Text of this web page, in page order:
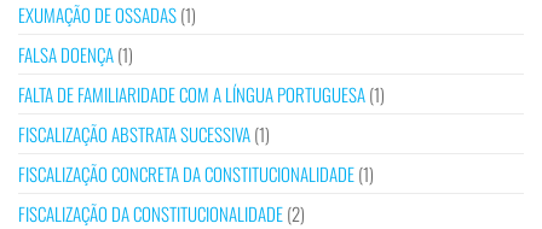
EXUMAÇÃO DE OSSADAS(1)
FALSA DOENÇA(1)
FALTA DE FAMILIARIDADE COM A LÍNGUA PORTUGUESA(1)
FISCALIZAÇÃO ABSTRATA SUCESSIVA(1)
FISCALIZAÇÃO CONCRETA DA CONSTITUCIONALIDADE(1)
FISCALIZAÇÃO DA CONSTITUCIONALIDADE(2)